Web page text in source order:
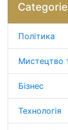
Політика
Мистецтво
Бізнес
Технологія